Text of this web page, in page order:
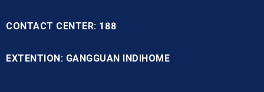
CONTACT CENTER: 188
EXTENTION: GANGGUAN INDIHOME